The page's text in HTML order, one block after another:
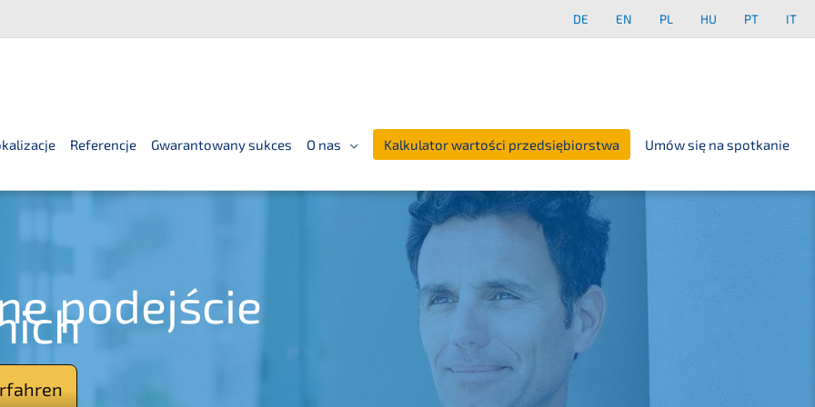
DE EN PL HU PT IT
Referencje Gwarantowany sukces O nas Kalkulator wartości przedsiębiorstwa Umów się na spotkanie
podejście